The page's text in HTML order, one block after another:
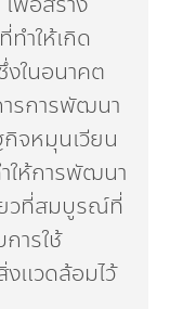
ำให้เกิด
ในอนาคต
ารการพัฒนา
จหมุนเวียน
ให้การพัฒนา
ยวที่สมบูรณ์ที่
ารใช้
แวดล้อมไว้